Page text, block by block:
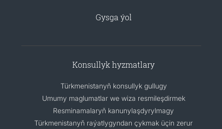
Gysga ýol
Konsullyk hyzmatlary
Türkmenistanyň konsullyk gullugy
Umumy maglumatlar we wiza resmileşdirmek
Resminamalaryň kanunylaşdyrylmagy
Türkmenistanyň raýatlygyndan çykmak üçin zerur